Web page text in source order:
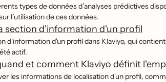
types de données d’analyses prédictives
l’utilisation de ces données.
section d'information d'un profil
d'information d'un profil dans Klaviyo, qui
actif.
et comment Klaviyo définit
les informations de localisation d'un profil,